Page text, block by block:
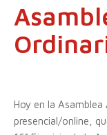
Hoy en la Asamblea
presencial/online,